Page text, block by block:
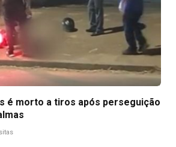
é morto a tiros após perseguição